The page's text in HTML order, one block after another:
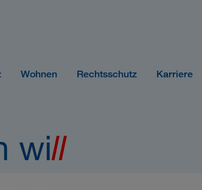
Wohnen Rechtsschutz Karriere
will